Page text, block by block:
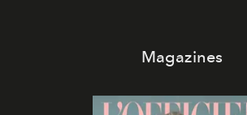
Magazines